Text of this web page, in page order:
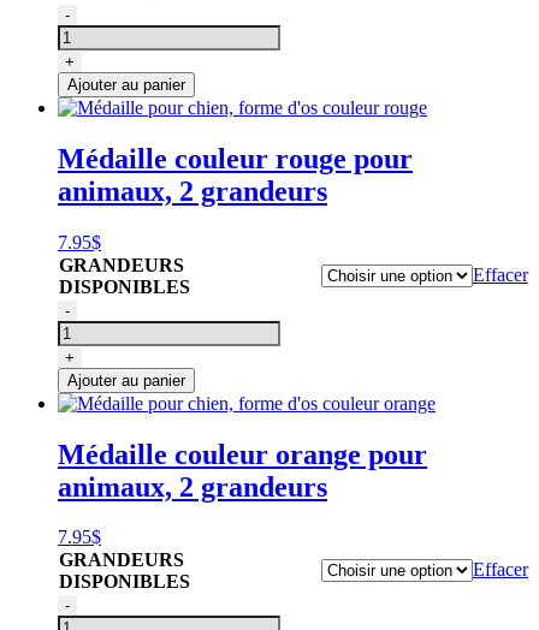
quantité
de
Médaille
pour
chien,
forme
couleur
marine
-
+
Ajouter au panier
Médaille couleur rouge pour
animaux, 2 grandeurs
7.95$
GRANDEURS
DISPONIBLES
Effacer
quantité
de
Médaille
pour
chien,
forme
couleur
rouge
-
+
Ajouter au panier
Médaille couleur orange pour
animaux, 2 grandeurs
7.95$
GRANDEURS
DISPONIBLES
Effacer
quantité
de
-